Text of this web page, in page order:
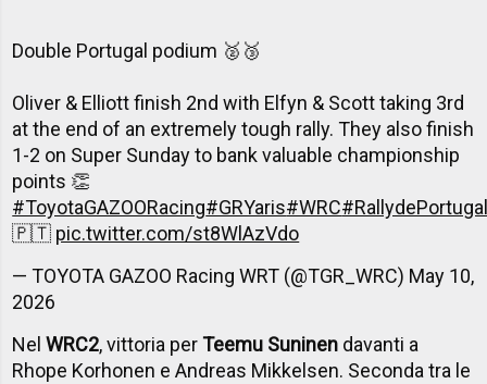
Double Portugal podium 🥈🥉
Oliver & Elliott finish 2nd with Elfyn & Scott taking 3rd
at the end of an extremely tough rally. They also finish
1-2 on Super Sunday to bank valuable championship
points 👏
#ToyotaGAZOORacing#GRYaris#WRC
🇵🇹 pic.twitter.com/st8WlAzVdo
— TOYOTA GAZOO Racing WRT (@TGR_WRC) May 10,
2026
NelWRC2, vittoria perTeemu Suninen davanti a
Rhope Korhonen e Andreas Mikkelsen. Seconda tra le